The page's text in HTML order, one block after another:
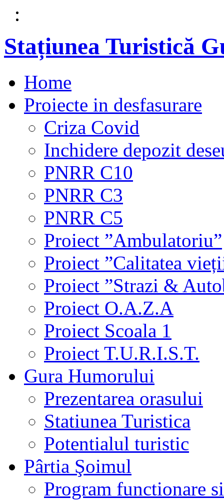
Stațiunea Turistică
Home
Proiecte in desfasurare
Criza Covid
Inchidere depozit
PNRR C10
PNRR C3
PNRR C5
Proiect ”Ambulatoriu”
Proiect ”Calitatea
Proiect ”Strazi &
Proiect O.A.Z.A
Proiect Scoala 1
Proiect T.U.R.I.S.T.
Gura Humorului
Prezentarea orasului
Statiunea Turistica
Potentialul turistic
Pârtia Şoimul
Program functionare